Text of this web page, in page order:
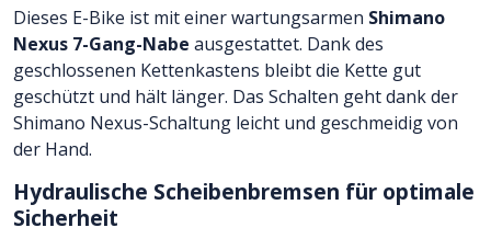
Dieses E-Bike ist mit einer wartungsarmen Shimano
Nexus 7-Gang-Nabe ausgestattet. Dank des
geschlossenen Kettenkastens bleibt die Kette gut
geschützt und hält länger. Das Schalten geht dank der
Shimano Nexus-Schaltung leicht und geschmeidig von
der Hand.
Hydraulische Scheibenbremsen für optimale
Sicherheit